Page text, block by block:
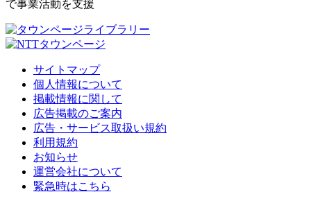
で事業活動を支援
サイトマップ
個人情報について
掲載情報に関して
広告掲載のご案内
広告・サービス取扱い規約
利用規約
お知らせ
運営会社について
緊急時はこちら